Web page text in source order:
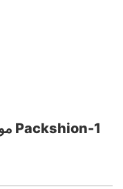
مورد صناديق الورق المخصصة من Packshion-1